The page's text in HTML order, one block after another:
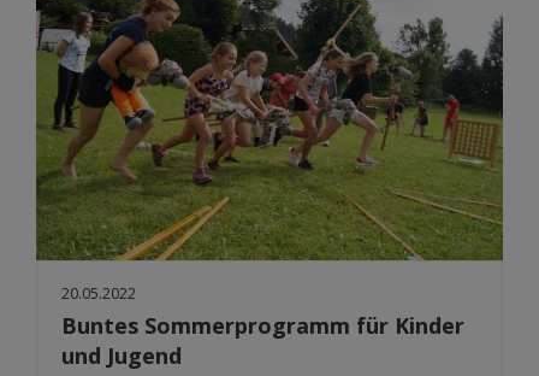
20.05.2022
Buntes Sommerprogramm für Kinder
und Jugend